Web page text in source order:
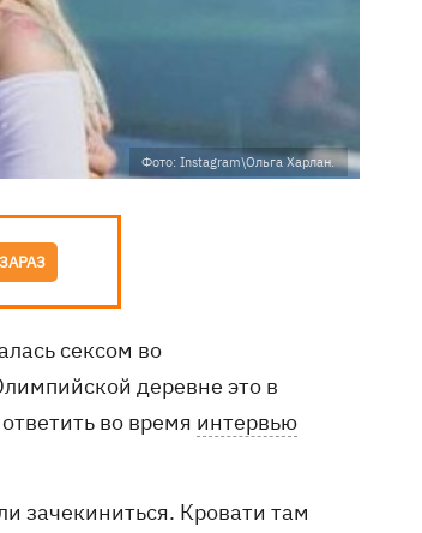
Фото: Instagram\Ольга Харлан.
сексом во
деревне это в
во время интервью
зачекиниться. Кровати там